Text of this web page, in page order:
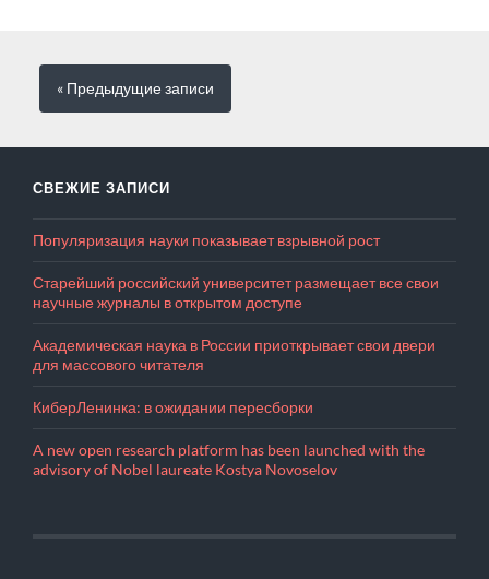
« Предыдущиезаписи
СВЕЖИЕ ЗАПИСИ
Популяризация науки показывает взрывной рост
Старейший российский университет размещает все свои
научные журналы в открытом доступе
Академическая наука в России приоткрывает свои двери
для массового читателя
КиберЛенинка: в ожидании пересборки
A new open research platform has been launched with the
advisory of Nobel laureate Kostya Novoselov